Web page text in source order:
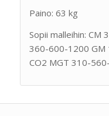
Paino: 63 kg
Sopii malleihin: CM
360-600-1200 GM
CO2 MGT 310-